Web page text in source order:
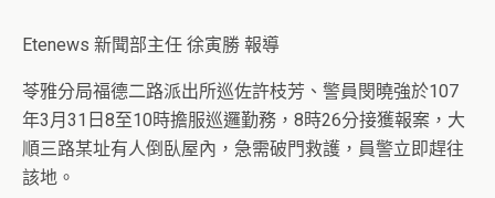
Etenews 新聞部主任 徐寅勝 報導
苓雅分局福德二路派出所巡佐許枝芳、警員閔曉強於107
年3月31日8至10時擔服巡邏勤務，8時26分接獲報案，大
順三路某址有人倒臥屋內，急需破門救護，員警立即趕往
該地。